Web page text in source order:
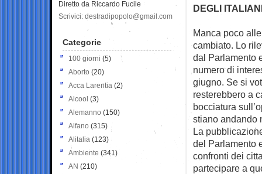
DEGLI
Manca poco
cambiato. Lo
dal Parlamento
numero di
giugno. Se si
resterebbero a
bocciatura
stiano andando
La
del Parlamento
confronti dei
partecipare a
Diretto da Riccardo Fucile
Scrivici: destradipopolo@gmail.com
Categorie
100 giorni (5)
Aborto (20)
Acca Larentia (2)
Alcool (3)
Alemanno (150)
Alfano (315)
Alitalia (123)
Ambiente (341)
AN (210)